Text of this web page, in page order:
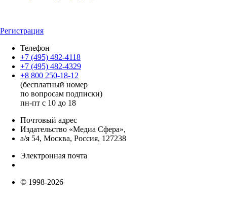
Регистрация
Телефон
+7 (495) 482-4118
+7 (495) 482-4329
+8 800 250-18-12
(бесплатный номер
по вопросам подписки)
пн-пт с 10 до 18
Почтовый адрес
Издательство «Медиа Сфера»,
а/я 54, Москва, Россия, 127238
Электронная почта
© 1998-2026